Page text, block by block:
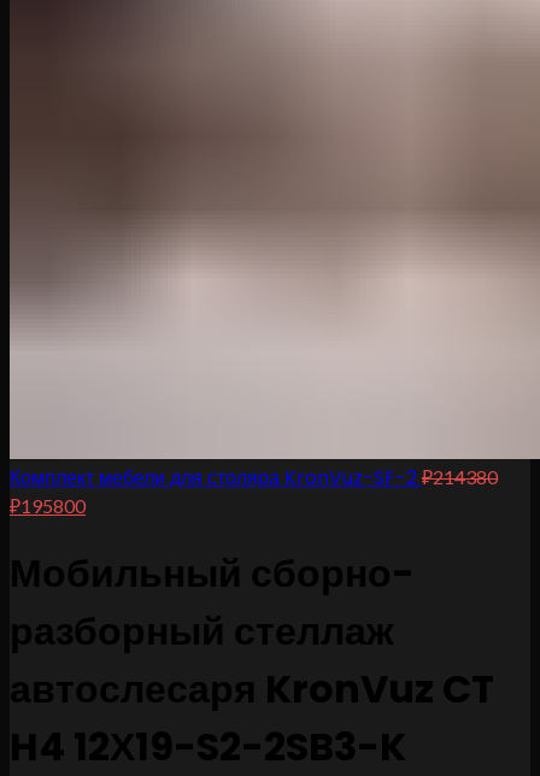
Комплект мебели для столяра KronVuz-SF-2 ₽214380
₽195800
Мобильный сборно-
разборный стеллаж
автослесаря KronVuz CT
H4 12Х19-S2-2SB3-K